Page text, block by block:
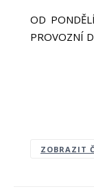
OD
PROVOZNÍ
ZOBRAZIT